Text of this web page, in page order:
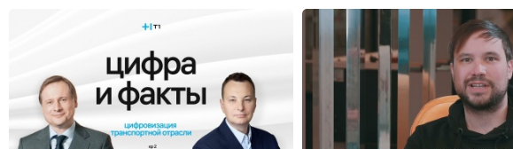
полностью перейти на применение электронных
перевозочных документов и подключиться к системе
обмена такими документами (ГИС ЭПД). Новые правила
вступили в силу с 1 сентября 2022 года.Содержание ...
Cмотреть видео
Запись вебинара от 28 июля 2022 года на
данными с помощью продукта «1С:Шина»
практическом примере".Программа
Вступительное слово: - описание продукта
постановка задачи с описанием
Cмотреть видео